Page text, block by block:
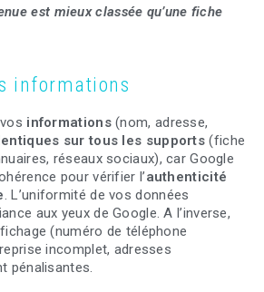
est mieux classée qu’une fiche
informations
informations(nom, adresse,
sur tous les supports (fiche
réseaux sociaux), car Google
pour vérifier l’authenticité
. L’uniformité de vos données
aux yeux de Google. A l’inverse,
(numéro de téléphone
incomplet, adresses
pénalisantes.